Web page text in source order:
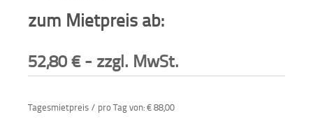
zum Mietpreis ab:
52,80€- zzgl. MwSt.
Tagesmietpreis / pro Tag von: € 88,00